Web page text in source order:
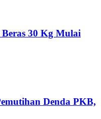
30 Kg Mulai
Denda PKB,